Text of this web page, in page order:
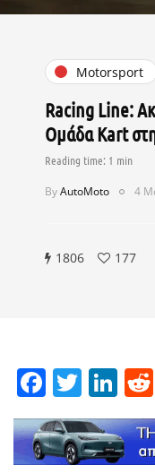
Motorsport
Racing Line:
Ομάδα Kart
ByAutoMoto 4
1806 177